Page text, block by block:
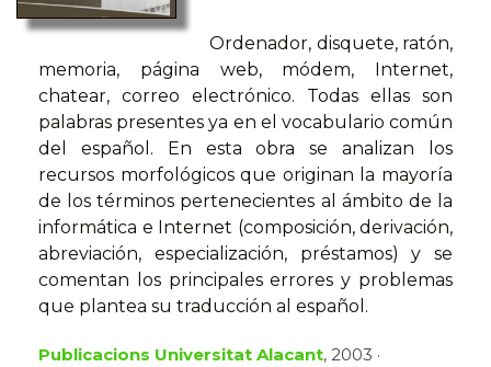
Ordenador, disquete, ratón,
memoria, página web, módem, Internet,
chatear, correo electrónico. Todas ellas son
palabras presentes ya en el vocabulario común
del español. En esta obra se analizan los
recursos morfológicos que originan la mayoría
de los términos pertenecientes al ámbito de la
informática e Internet (composición, derivación,
abreviación, especialización, préstamos) y se
comentan los principales errores y problemas
que plantea su traducción al español.
Publicacions Universitat Alacant, 2003 ·